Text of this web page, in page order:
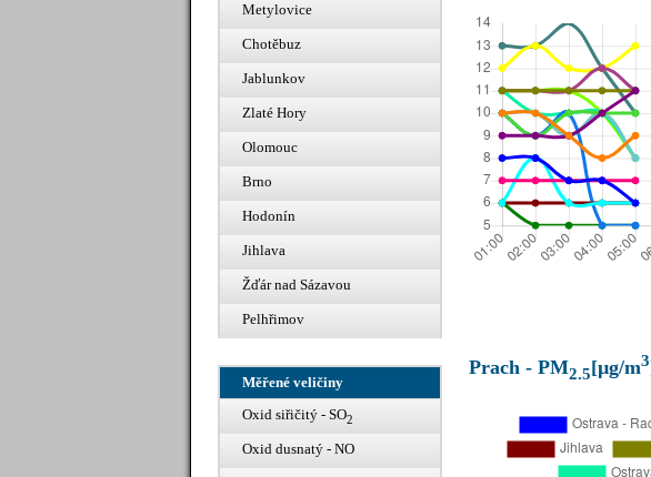
Metylovice
Chotěbuz
Jablunkov
Zlaté Hory
Olomouc
Brno
Hodonín
Jihlava
Žďár nad Sázavou
Pelhřimov
Měřené veličiny
Oxid siřičitý - SO2
Oxid dusnatý - NO
Prach - PM2.5[µg/m3